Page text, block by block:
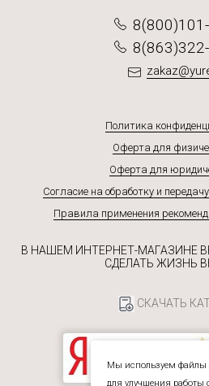
Политика
Оферта для
Оферта для
Согласие на обработку и
Правила применения
В НАШЕМ ИНТЕРНЕТ-МАГАЗИНЕ
СДЕЛАТЬ ЖИЗНЬ
СКАЧАТЬ
Мы используем файлы
для улучшения работы